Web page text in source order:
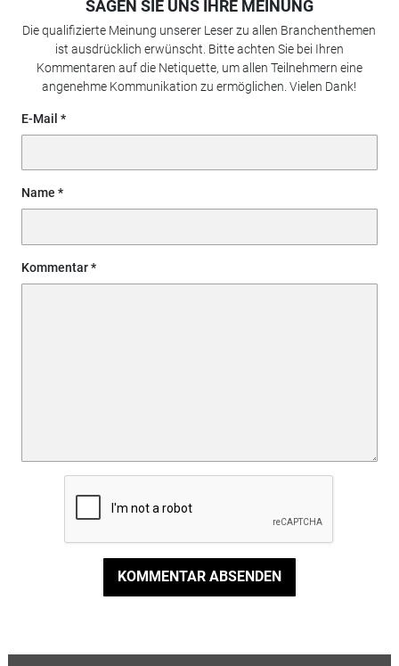
SAGEN SIE UNS IHRE MEINUNG
Die qualifizierte Meinung unserer Leser zu allen Branchenthemen
ist ausdrücklich erwünscht. Bitte achten Sie bei Ihren
Kommentaren auf die Netiquette, um allen Teilnehmern eine
angenehme Kommunikation zu ermöglichen. Vielen Dank!
E-Mail
Name
Kommentar
KOMMENTAR ABSENDEN